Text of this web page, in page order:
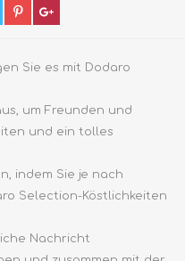
Sie es mit Dodaro
um Freunden und
und ein tolles
indem Sie je nach
Selection-Köstlichkeiten
Nachricht